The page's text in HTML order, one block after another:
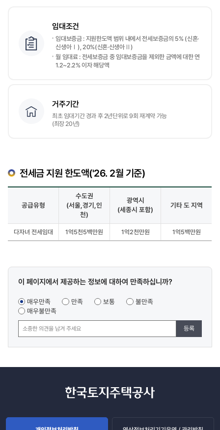
임대조건
임대보증금 : 지원한도액 범위 내에서 전세보증금의 5% (신혼·
신생아Ⅰ), 20%(신혼·신생아Ⅱ)
월 임대료 : 전세보증금 중 임대보증금을 제외한 금액에 대한 연
1.2~2.2% 이자 해당액
거주기간
최초 임대기간 경과 후 2년단위로 9회 재계약 가능
(최장 20년)
전세금 지원 한도액('26. 2월 기준)
인천),
광역시
(세종시
지역에
전세금
공급유형
수도권
(서울,경기,인
천)
광역시
(세종시 포함)
기타 도 지역
다자녀 전세임대 1억5천5백만원 1억2천만원 1억5백만원
콘텐츠
조사
이 페이지에서 제공하는 정보에 대하여 만족하십니까?
매우만족 만족 보통
불만족
매우불만족
등록